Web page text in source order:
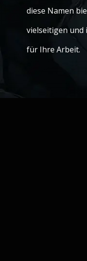
diese Namen
vielseitigen
für Ihre Arbeit.